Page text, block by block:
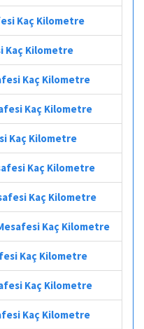
Kaç Kilometre
Kaç Kilometre
Kaç Kilometre
Kaç Kilometre
Kaç Kilometre
Kaç Kilometre
Kaç Kilometre
Kaç Kilometre
Kaç Kilometre
Kaç Kilometre
Kaç Kilometre